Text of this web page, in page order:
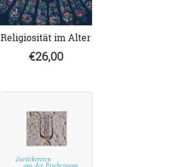
Religiosität im Alter
€26,00